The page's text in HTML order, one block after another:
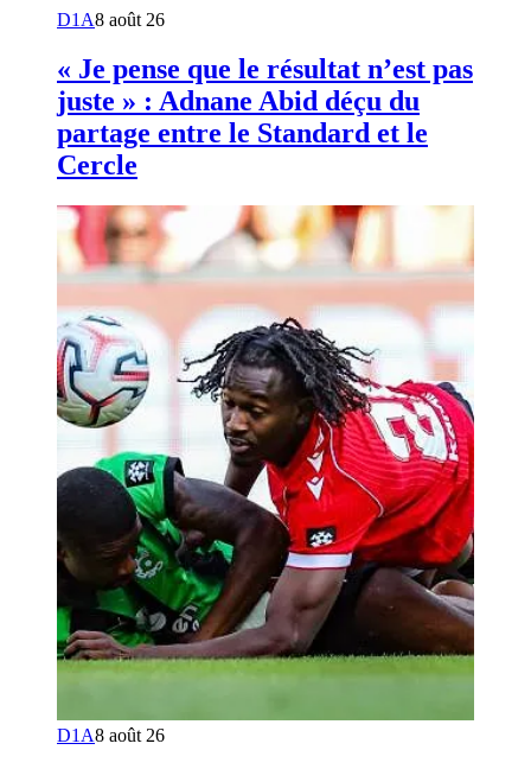
D1A8 août 26
« Je pense que le résultat n’est pas
juste » : Adnane Abid déçu du
partage entre le Standard et le
Cercle
D1A8 août 26